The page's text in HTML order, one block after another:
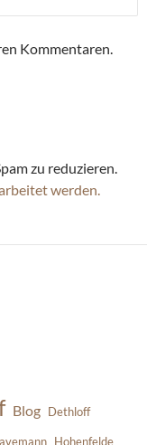
Kommentaren.
zu reduzieren.
werden.
Blog Dethloff
Hohenfelde